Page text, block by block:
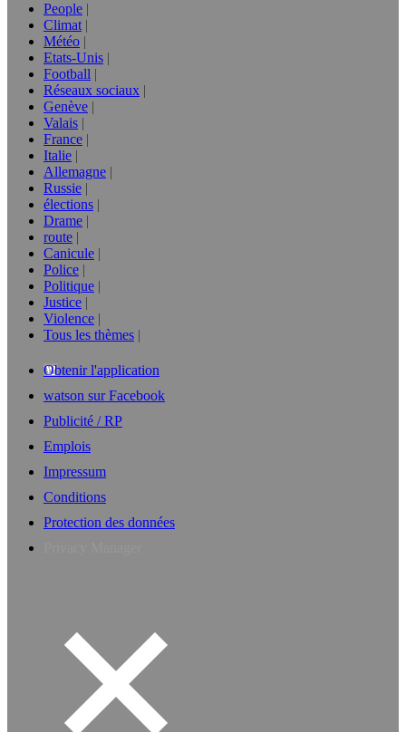
People
Climat
Météo
Etats-Unis
Football
Réseaux sociaux
Genève
Valais
France
Italie
Allemagne
Russie
élections
Drame
route
Canicule
Police
Politique
Justice
Violence
Tous les thèmes
Obtenir l'application
watson sur Facebook
Publicité / RP
Emplois
Impressum
Conditions
Protection des données